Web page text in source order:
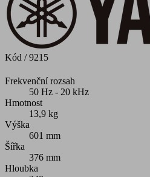
Kód / 9215
Frekvenční rozsah
50 Hz - 20 kHz
Hmotnost
13,9 kg
Výška
601 mm
Šířka
376 mm
Hloubka